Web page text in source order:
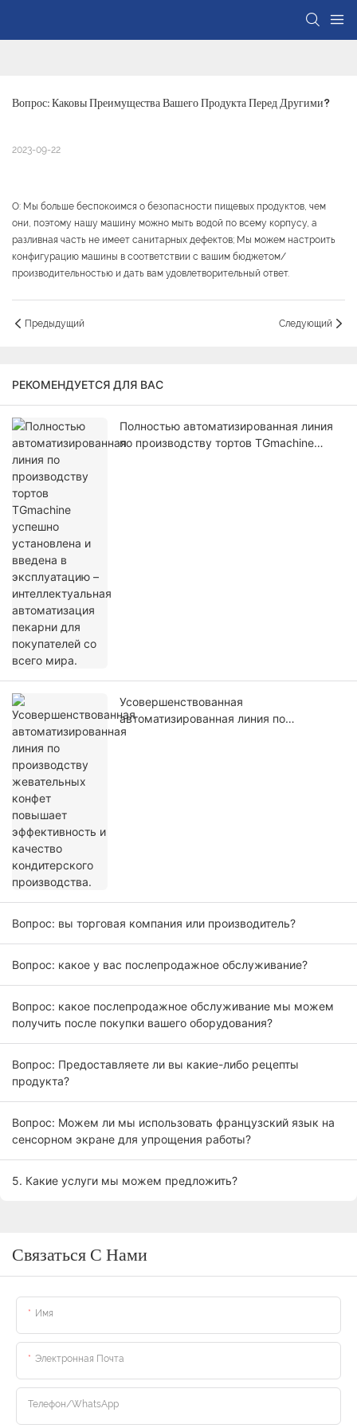
Вопрос: Каковы Преимущества Вашего Продукта Перед Другими?
2023-09-22
О: Мы больше беспокоимся о безопасности пищевых продуктов, чем
они, поэтому нашу машину можно мыть водой по всему корпусу, а
разливная часть не имеет санитарных дефектов; Мы можем настроить
конфигурацию машины в соответствии с вашим бюджетом/
производительностью и дать вам удовлетворительный ответ.
Предыдущий Следующий
РЕКОМЕНДУЕТСЯ ДЛЯ ВАС
Полностью автоматизированная линия
по производству тортов TGmachine
Усовершенствованная
автоматизированная линия по
производству жевательных конфет
Вопрос: вы торговая компания или производитель?
Вопрос: какое у вас послепродажное обслуживание?
Вопрос: какое послепродажное обслуживание мы можем
получить после покупки вашего оборудования?
Вопрос: Предоставляете ли вы какие-либо рецепты
продукта?
Вопрос: Можем ли мы использовать французский язык на
сенсорном экране для упрощения работы?
5. Какие услуги мы можем предложить?
Связаться С Нами
Имя
Электронная Почта
Телефон/WhatsApp